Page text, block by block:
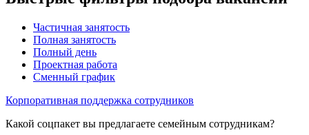
Частичная занятость
Полная занятость
Полный день
Проектная работа
Сменный график
Корпоративная поддержка сотрудников
Какой соцпакет вы предлагаете семейным сотрудникам?